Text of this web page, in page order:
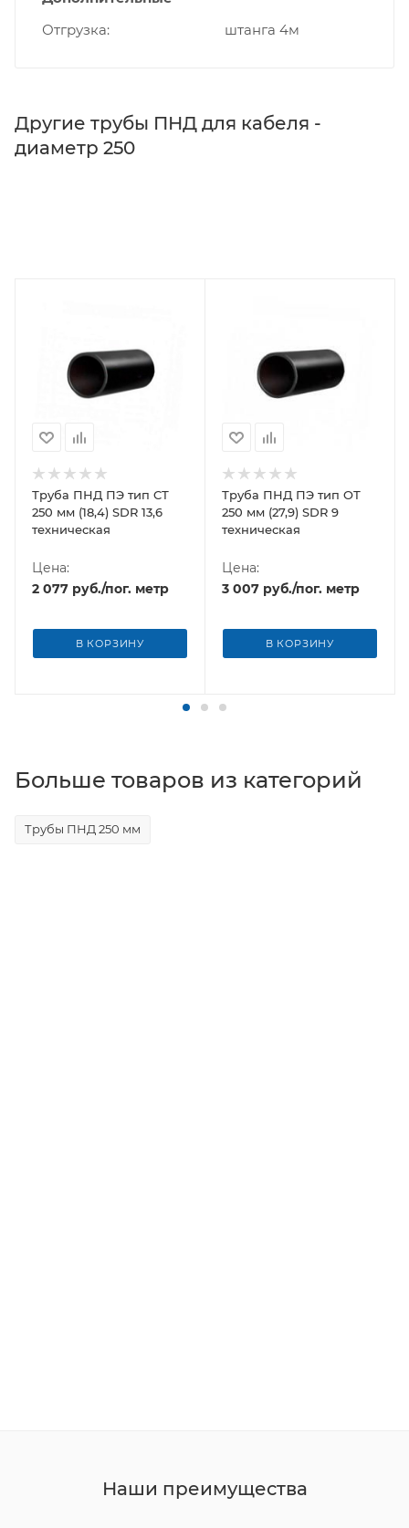
Отгрузка
штанга 4м
Другие трубы ПНД для кабеля -
диаметр 250
Труба ПНД ПЭ тип CТ
250 мм (18,4) SDR 13,6
техническая
Цена:
2 077 руб./пог. метр
В КОРЗИНУ
Труба ПНД ПЭ тип OТ
250 мм (27,9) SDR 9
техническая
Цена:
3 007 руб./пог. метр
В КОРЗИНУ
Больше товаров из категорий
Трубы ПНД 250 мм
Наши преимущества